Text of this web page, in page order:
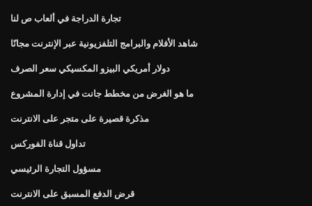
تجارة الدراجة في ألعاب ص لنا
شاهد الأفلام والبرامج التلفزيونية عبر الإنترنت مجانًا
دولار أمريكي البيزو المكسيكي سعر الصرف
ما هو الغرض من مخطط جانت في إدارة المشروع
مذكرة قصيرة على متجر على الانترنت
تداول قناة الفوركس
مسؤول التجارة الرئيسي
قرض الدفع المسبق على الانترنت